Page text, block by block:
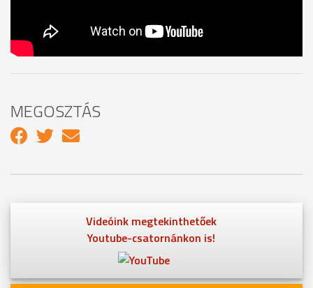
MEGOSZTÁS
Videóink megtekinthetőek
Youtube-csatornánkon is!